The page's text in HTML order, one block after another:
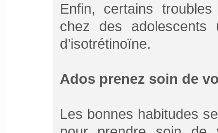
Enfin, certains
chez des
d’isotrétinoïne.
Ados prenez soin de
Les bonnes habitudes